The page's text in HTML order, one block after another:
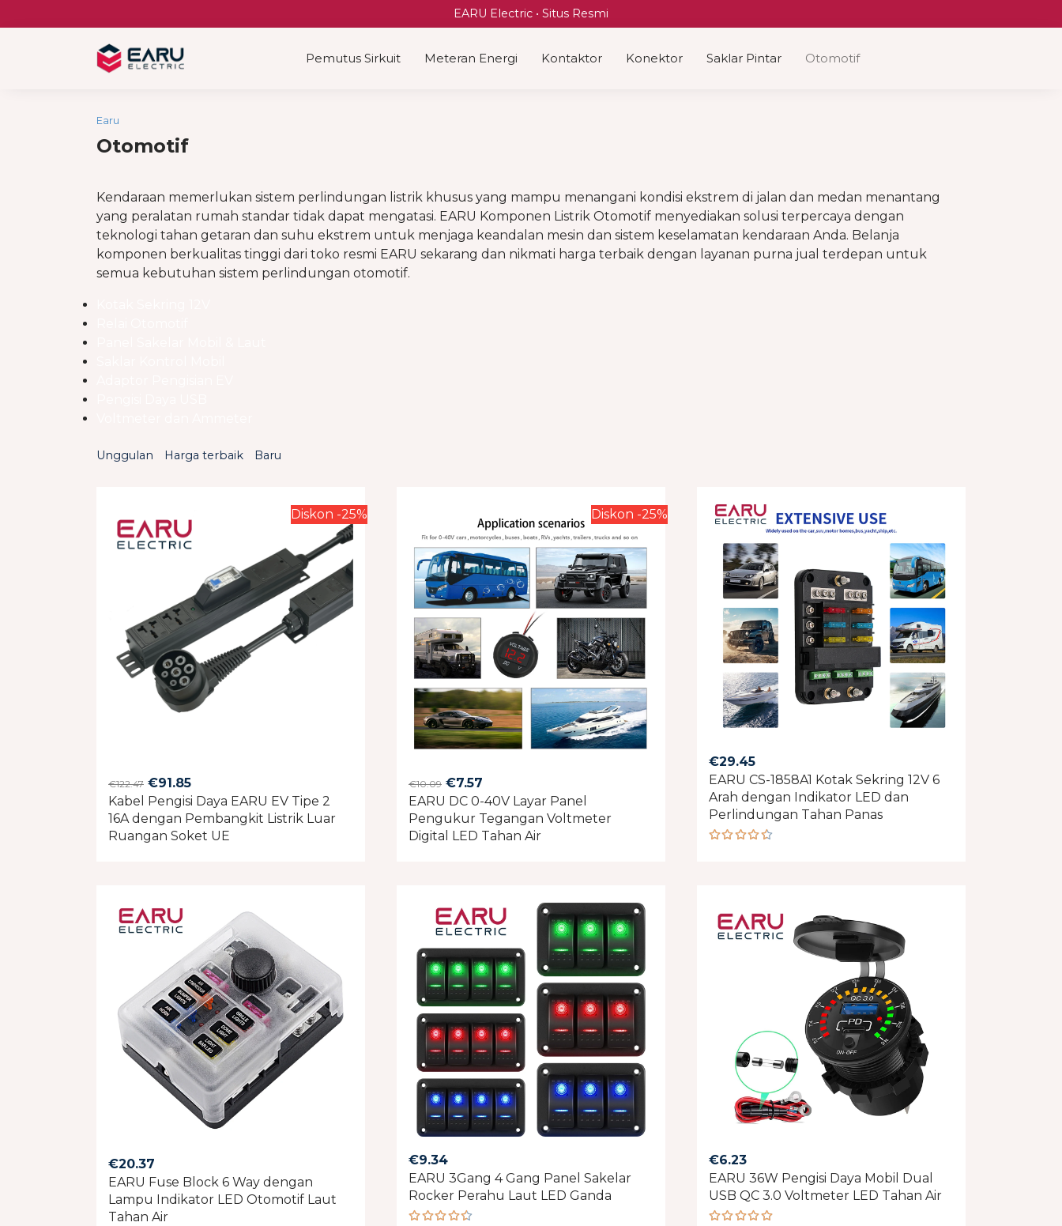
to
EARU Electric • Situs Resmi
Pemutus Sirkuit Meteran Energi Kontaktor Konektor Saklar Pintar Otomotif
Earu
Otomotif
Kendaraan memerlukan sistem perlindungan listrik khusus yang mampu menangani kondisi ekstrem di jalan dan medan menantang
yang peralatan rumah standar tidak dapat mengatasi. EARU Komponen Listrik Otomotif menyediakan solusi terpercaya dengan
teknologi tahan getaran dan suhu ekstrem untuk menjaga keandalan mesin dan sistem keselamatan kendaraan Anda. Belanja
komponen berkualitas tinggi dari toko resmi EARU sekarang dan nikmati harga terbaik dengan layanan purna jual terdepan untuk
semua kebutuhan sistem perlindungan otomotif.
Unggulan Harga terbaik Baru
Diskon -25%
€122.47 Original
price
was:
€122.47.
€91.85Current
price
is:
€91.85.
Kabel Pengisi Daya EARU EV Tipe 2
16A dengan Pembangkit Listrik Luar
Ruangan Soket UE
Diskon -25%
€10.09 Original
price
was:
€10.09.
€7.57
price
is:
€7.57.
EARU DC 0-40V Layar Panel
Pengukur Tegangan Voltmeter
Digital LED Tahan Air
€29.45
EARU CS-1858A1 Kotak Sekring 12V 6
Arah dengan Indikator LED dan
Perlindungan Tahan Panas
€20.37
EARU Fuse Block 6 Way dengan
Lampu Indikator LED Otomotif Laut
Tahan Air
€9.34
EARU 3Gang 4 Gang Panel Sakelar
Rocker Perahu Laut LED Ganda
€6.23
EARU 36W Pengisi Daya Mobil Dual
USB QC 3.0 Voltmeter LED Tahan Air